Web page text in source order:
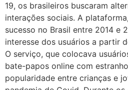
19, os brasileiros buscaram
interações sociais. A
sucesso no Brasil entre 2014 e
interesse dos usuários a partir
O serviço, que colocava
bate-papos online com
popularidade entre crianças e